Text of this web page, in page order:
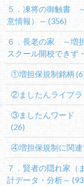
５．凍将の御触書
意情報）～ (356)
６．長老の家 ～増
スクール開校できず
①増担保規制銘柄
②ましたんライブ
③ましたんワード
(26)
④増担保規制に関連
７．賢者の隠れ家
計データ・分析～